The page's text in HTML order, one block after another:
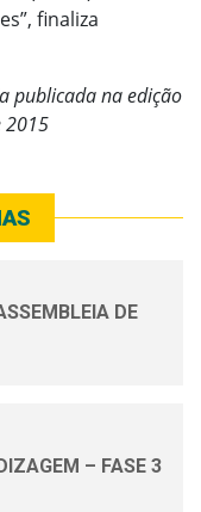
finaliza
publicada na edição
2015
DE
– FASE 3